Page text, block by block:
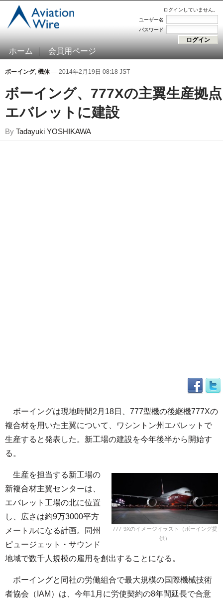
ログインしていません。
ユーザー名
パスワード
ホーム 会員用ページ
ボーイング, 機体— 2014年2月19日 08:18 JST
ボーイング、777Xの主翼生産拠点
エバレットに建設
By Tadayuki YOSHIKAWA
ボーイングは現地時間2月18日、777型機の後継機777Xの
複合材を用いた主翼について、ワシントン州エバレットで
生産すると発表した。新工場の建設を今年後半から開始す
る。
777-9Xのイメージイラスト（ボーイング提
供）
生産を担当する新工場の
新複合材主翼センターは、
エバレット工場の北に位置
し、広さは約9万3000平方
メートルになる計画。同州
ピュージェット・サウンド
地域で数千人規模の雇用を創出することになる。
ボーイングと同社の労働組合で最大規模の国際機械技術
者協会（IAM）は、今年1月に労使契約の8年間延長で合意